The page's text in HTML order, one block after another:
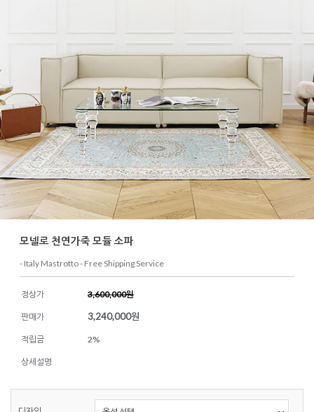
모넬로 천연가죽 모듈 소파
- Italy Mastrotto - Free Shipping Service
정상가 3,600,000원
판매가 3,240,000원
적립금 2%
상세설명